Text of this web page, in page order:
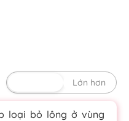
Lớn hơn
loại bỏ lông ở vùng